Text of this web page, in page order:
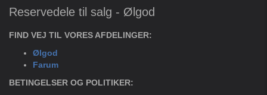
Reservedele til salg - Ølgod
FIND VEJ TIL VORES AFDELINGER:
Ølgod
Farum
BETINGELSER OG POLITIKER: